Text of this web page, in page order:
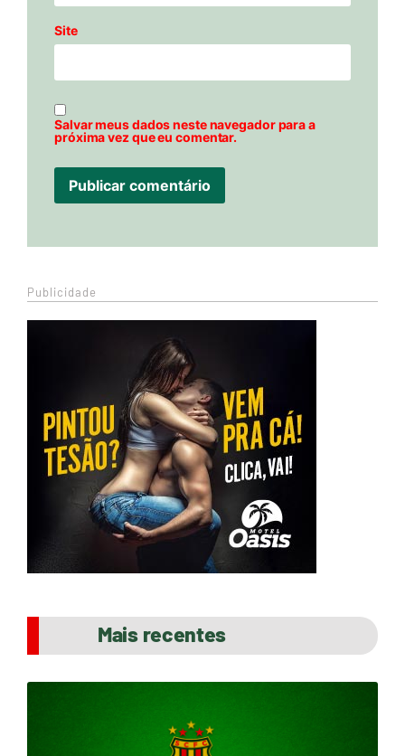
Site
Salvar meus dados neste navegador para a
próxima vez que eu comentar.
Publicidade
Mais recentes